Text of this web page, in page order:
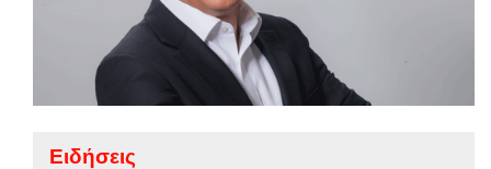
Ειδήσεις